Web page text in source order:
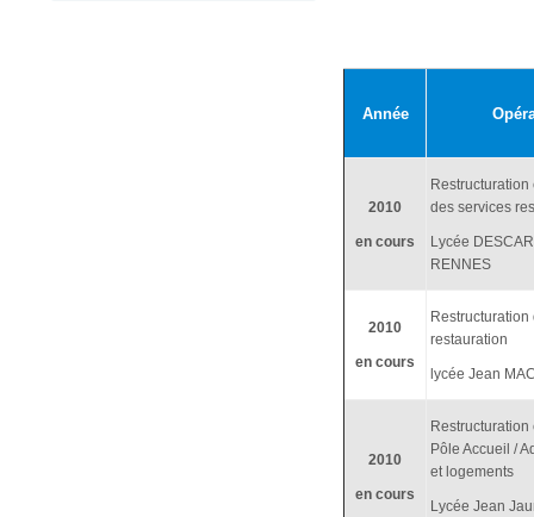
Année
2010
en cours
des services
Lycée
RENNES
2010
en cours
restauration
lycée Jean
2010
en cours
Pôle Accueil /
et logements
Lycée Jean